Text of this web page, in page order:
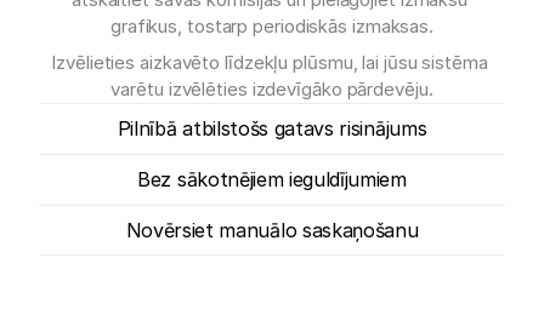
grafikus, tostarp periodiskās izmaksas.
Izvēlieties aizkavēto līdzekļu plūsmu, lai jūsu sistēma
varētu izvēlēties izdevīgāko pārdevēju.
Pilnībā atbilstošs gatavs risinājums
Bez sākotnējiem ieguldījumiem
Novērsiet manuālo saskaņošanu